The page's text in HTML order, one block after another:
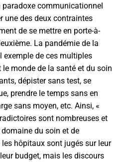
communicationnel
une des deux contraintes
de se mettre en porte-à-
La pandémie de la
exemple de ces multiples
monde de la santé et du soin
dépister sans test, se
prendre le temps sans en
sans moyen, etc. Ainsi, «
sont nombreuses et
du soin et de
les hôpitaux sont jugés sur leur
budget, mais les discours